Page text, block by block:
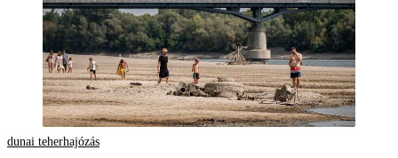
dunai teherhajózás